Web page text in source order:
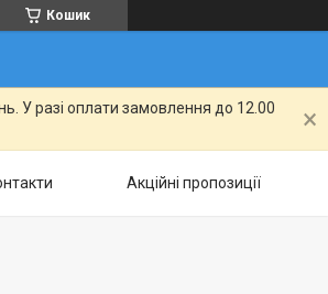
Кошик
У разі оплати замовлення до 12.00
Акційні пропозиції